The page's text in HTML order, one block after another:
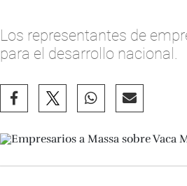
Los representantes de
para el desarrollo nacional.